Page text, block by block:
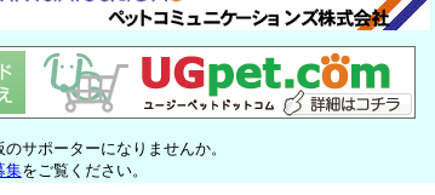
サポーターになりませんか。
集をご覧ください。